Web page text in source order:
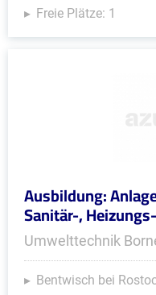
Freie Plätze: 1
Ausbildung:
Sanitär-,
Umwelttechnik
Bentwisch bei